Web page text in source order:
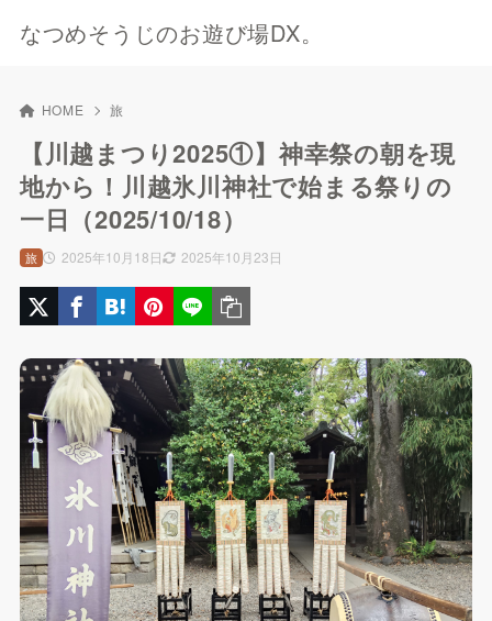
なつめそうじのお遊び場DX。
HOME 旅
【川越まつり2025①】神幸祭の朝を現
地から！川越氷川神社で始まる祭りの
一日（2025/10/18）
2025年10月18日 2025年10月23日
旅